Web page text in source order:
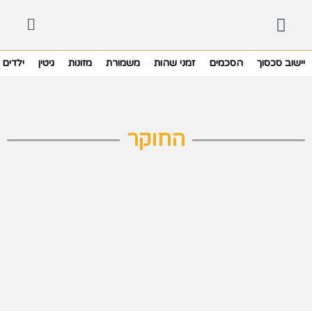
יישוב סכסוך הסכמים זמני שהות משמורת מזונות גיטין ילדים
החוקר